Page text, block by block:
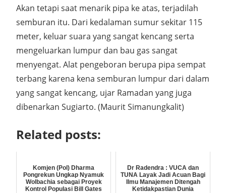
Akan tetapi saat menarik pipa ke atas, terjadilah
semburan itu. Dari kedalaman sumur sekitar 115
meter, keluar suara yang sangat kencang serta
mengeluarkan lumpur dan bau gas sangat
menyengat. Alat pengeboran berupa pipa sempat
terbang karena kena semburan lumpur dari dalam
yang sangat kencang, ujar Ramadan yang juga
dibenarkan Sugiarto. (Maurit Simanungkalit)
Related posts:
Komjen (Pol) Dharma
Pongrekun Ungkap Nyamuk
Wolbachia sebagai Proyek
Kontrol Populasi Bill Gates
Dr Radendra : VUCA dan
TUNA Layak Jadi Acuan Bagi
Ilmu Manajemen Ditengah
Ketidakpastian Dunia